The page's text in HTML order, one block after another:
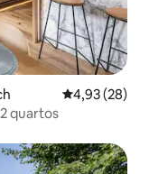
4,93 de uma
4,93 (28)
quartos